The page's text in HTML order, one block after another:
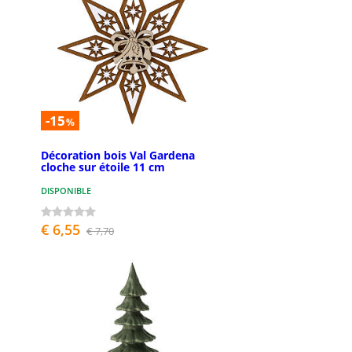
-15%
Décoration bois Val Gardena
cloche sur étoile 11 cm
DISPONIBLE
€ 6,55 € 7,70